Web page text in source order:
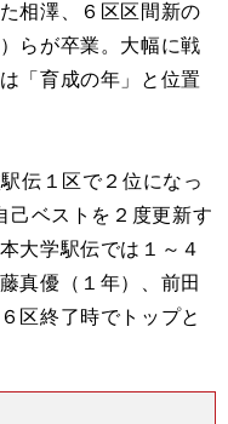
相澤、６区区間新の
らが卒業。大幅に戦
「育成の年」と位置
伝１区で２位になっ
ベストを２度更新す
大学駅伝では１～４
真優（１年）、前田
区終了時でトップと